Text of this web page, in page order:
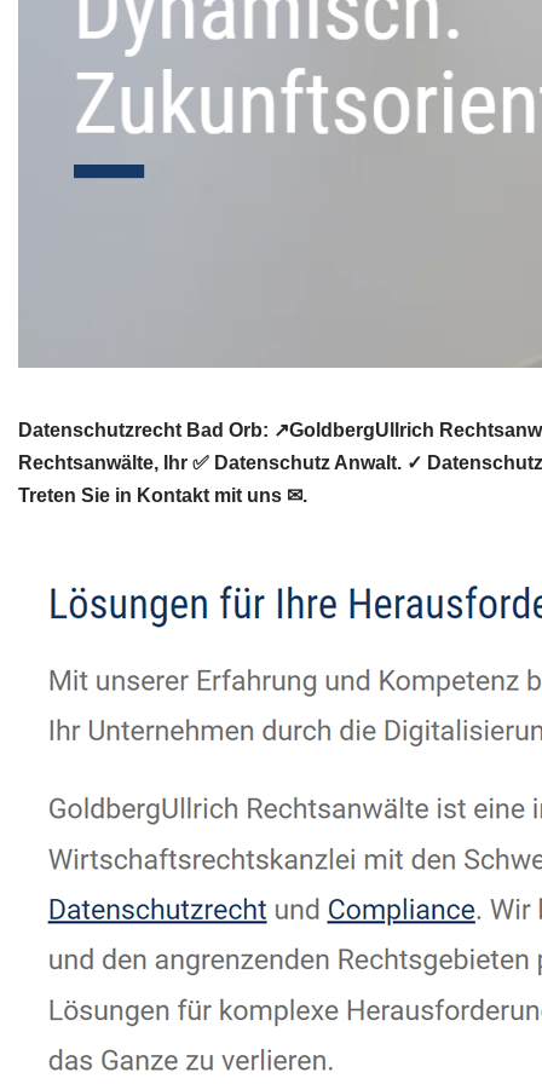
Datenschutzrecht Bad Orb: ↗GoldbergUllrich
Rechtsanwälte, Ihr ✅ Datenschutz Anwalt. ✓
Treten Sie in Kontakt mit uns ✉.